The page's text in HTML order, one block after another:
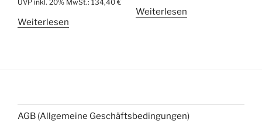
UVP inkl. 20% MwSt.: 134,40 €
Weiterlesen
Weiterlesen
AGB (Allgemeine Geschäftsbedingungen)